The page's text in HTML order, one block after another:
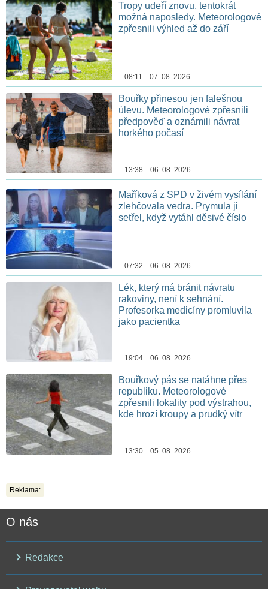
Tropy udeří znovu, tentokrát
možná naposledy. Meteorologové
zpřesnili výhled až do září
08:11 07. 08. 2026
Bouřky přinesou jen falešnou
úlevu. Meteorologové zpřesnili
předpověď a oznámili návrat
horkého počasí
13:38 06. 08. 2026
Maříková z SPD v živém vysílání
zlehčovala vedra. Prymula ji
setřel, když vytáhl děsivé číslo
07:32 06. 08. 2026
Lék, který má bránit návratu
rakoviny, není k sehnání.
Profesorka medicíny promluvila
jako pacientka
19:04 06. 08. 2026
Bouřkový pás se natáhne přes
republiku. Meteorologové
zpřesnili lokality pod výstrahou,
kde hrozí kroupy a prudký vítr
13:30 05. 08. 2026
Reklama:
O nás
Redakce